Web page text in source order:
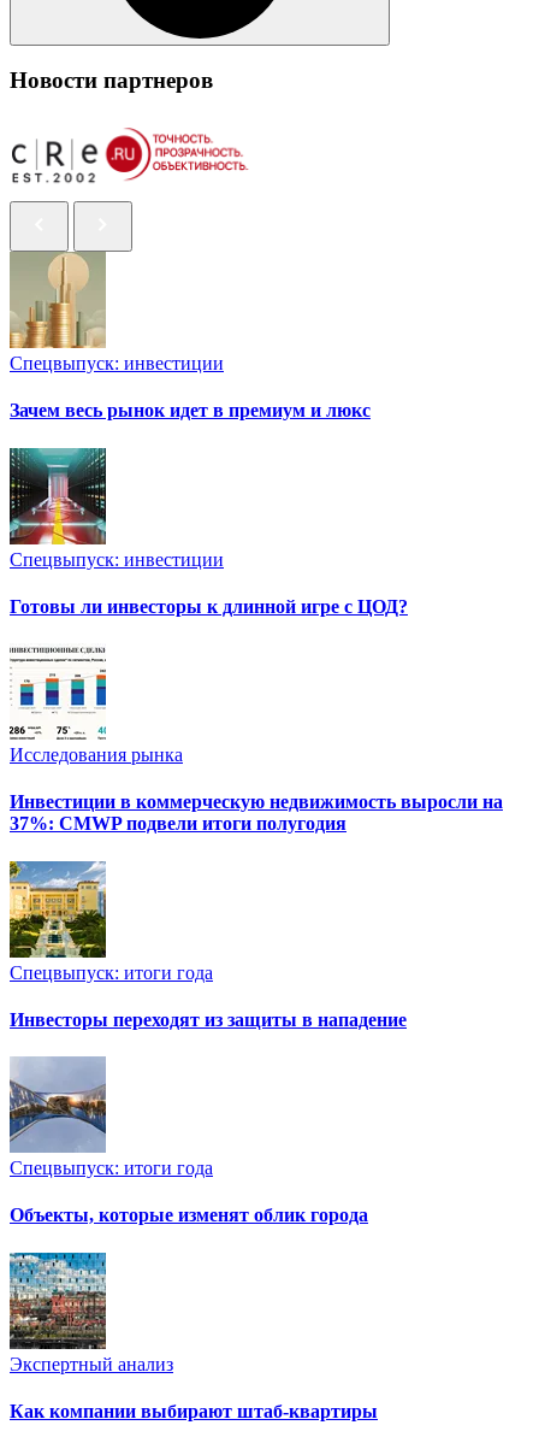
Новости партнеров
Спецвыпуск: инвестиции
Зачем весь рынок идет в премиум и люкс
Спецвыпуск: инвестиции
Готовы ли инвесторы к длинной игре с ЦОД?
Исследования рынка
Инвестиции в коммерческую недвижимость выросли на
37%: CMWP подвели итоги полугодия
Спецвыпуск: итоги года
Инвесторы переходят из защиты в нападение
Спецвыпуск: итоги года
Объекты, которые изменят облик города
Экспертный анализ
Как компании выбирают штаб-квартиры